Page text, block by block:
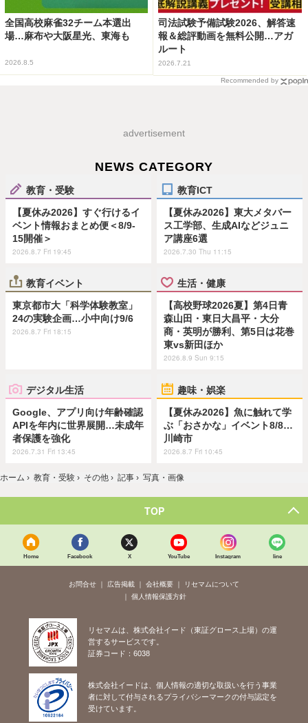
全国高校麻雀32チーム本選出
場…麻布や大阪星光、東海も
2026.8.5
司法試験予備試験2026、解答速
報＆総評動画を無料公開…アガ
ルート
2026.7.21
Recommended by
advertisement
NEWS CATEGORY
教育・受験
【夏休み2026】すぐ行けるイ
ベント情報おまとめ便＜8/9-
15開催＞
2026.8.7 Fri 19:45
教育ICT
【夏休み2026】東大メタバー
ス工学部、生成AIなどジュニ
ア講座6選
2026.7.30 Thu 11:15
教育イベント
東京都市大「科学体験教室」
24の実験企画…小中向け9/6
2026.8.7 Fri 18:15
生活・健康
【高校野球2026夏】第4日青
森山田・東日大昌平・大分
商・英明が勝利、第5日は花巻
東vs新田ほか
2026.8.9 Sun 9:15
デジタル生活
Google、アプリ向け年齢確認
APIを年内に世界展開…未成年
者保護を強化
2026.7.31 Fri 13:45
趣味・娯楽
【夏休み2026】魚に触れて学
ぶ「おさかな」イベント8/8…
川崎市
2026.8.7 Fri 10:45
ホーム › 教育・受験 › その他 › 記事 › 写真・画像
TOP
Home Facebook X YouTube Instagram line
お問合せ 広告掲載 会社概要
リセマムについて
個人情報保護方針
リセマムは、株式会社イード（東証グロース上場）の運
営するサービスです。
証券コード：6038
株式会社イードは、個人情報の適切な取扱いを行う事業
者に対して付与されるプライバシーマークの付与認定を
受けています。